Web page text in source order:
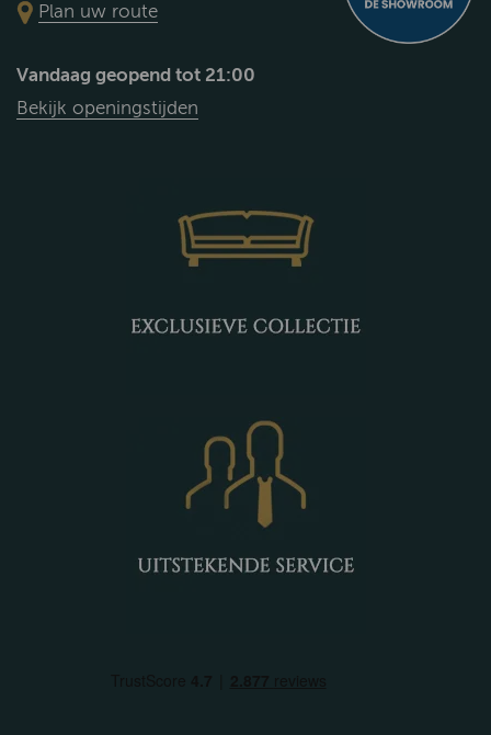
Plan uw route
Vandaag geopend tot 21:00
Bekijk openingstijden